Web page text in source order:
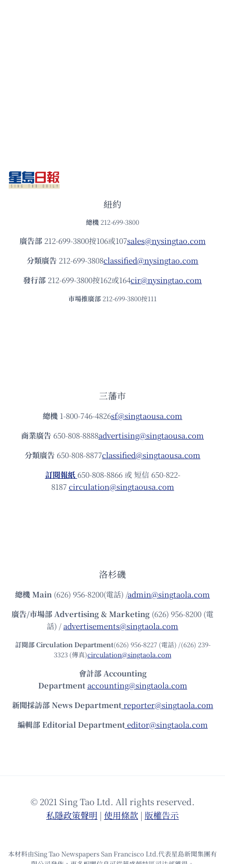
紐約
總機 212-699-3800
廣告部212-699-3800按106或107sales@nysingtao.com
分類廣告 212-699-3808classified@nysingtao.com
發⾏部 212-699-3800按162或164cir@nysingtao.com
市場推廣部 212-699-3800按111
三藩市
總機 1-800-746-4826sf@singtaousa.com
商業廣告 650-808-8888advertising@singtaousa.com
分類廣告 650-808-8877classified@singtaousa.com
訂閱報紙 650-808-8866 或 短信 650-822-
8187circulation@singtaousa.com
洛杉磯
總機Main (626) 956-8200(電話) /admin@singtaola.com
廣告/市場部Advertising & Marketing (626) 956-8200 (電
話) /advertisements@singtaola.com
訂閱部 Circulation Department(626) 956-8227 (電話) /(626) 239-
3323 (傳真)circulation@singtaola.com
會計部 Accounting
Department accounting@singtaola.com
新聞採訪部 News Department reporter@singtaola.com
編輯部 Editorial Department editor@singtaola.com
© 2021 Sing Tao Ltd. All rights reserved.
私隱政策聲明 | 使⽤條款 | 版權告⽰
本材料由Sing Tao Newspapers San Francisco Ltd.代表星島新聞集團有